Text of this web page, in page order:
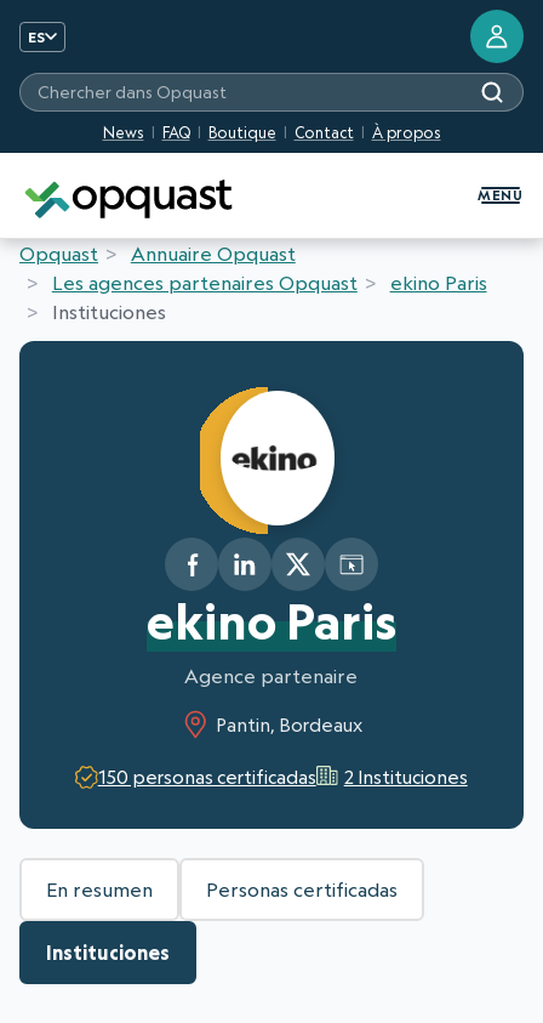
ES
News FAQ Boutique Contact À propos
Chercher dans Opquast
MENU
Opquast
Annuaire Opquast
Les agences partenaires Opquast
ekino Paris
Instituciones
ekino Paris
Agence partenaire
Pantin, Bordeaux
150 personas certificadas 2 Instituciones
En resumen Personas certificadas
Instituciones